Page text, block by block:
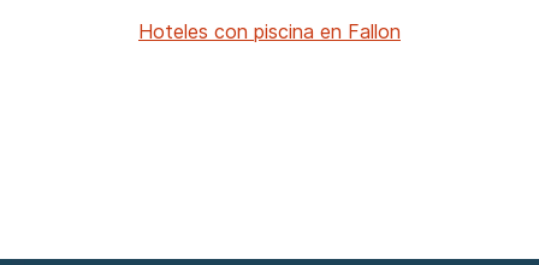
Hoteles con piscina en Fallon